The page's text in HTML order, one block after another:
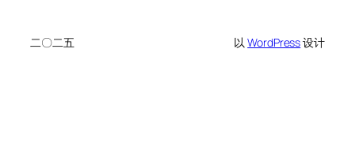
二〇二五 以WordPress设计